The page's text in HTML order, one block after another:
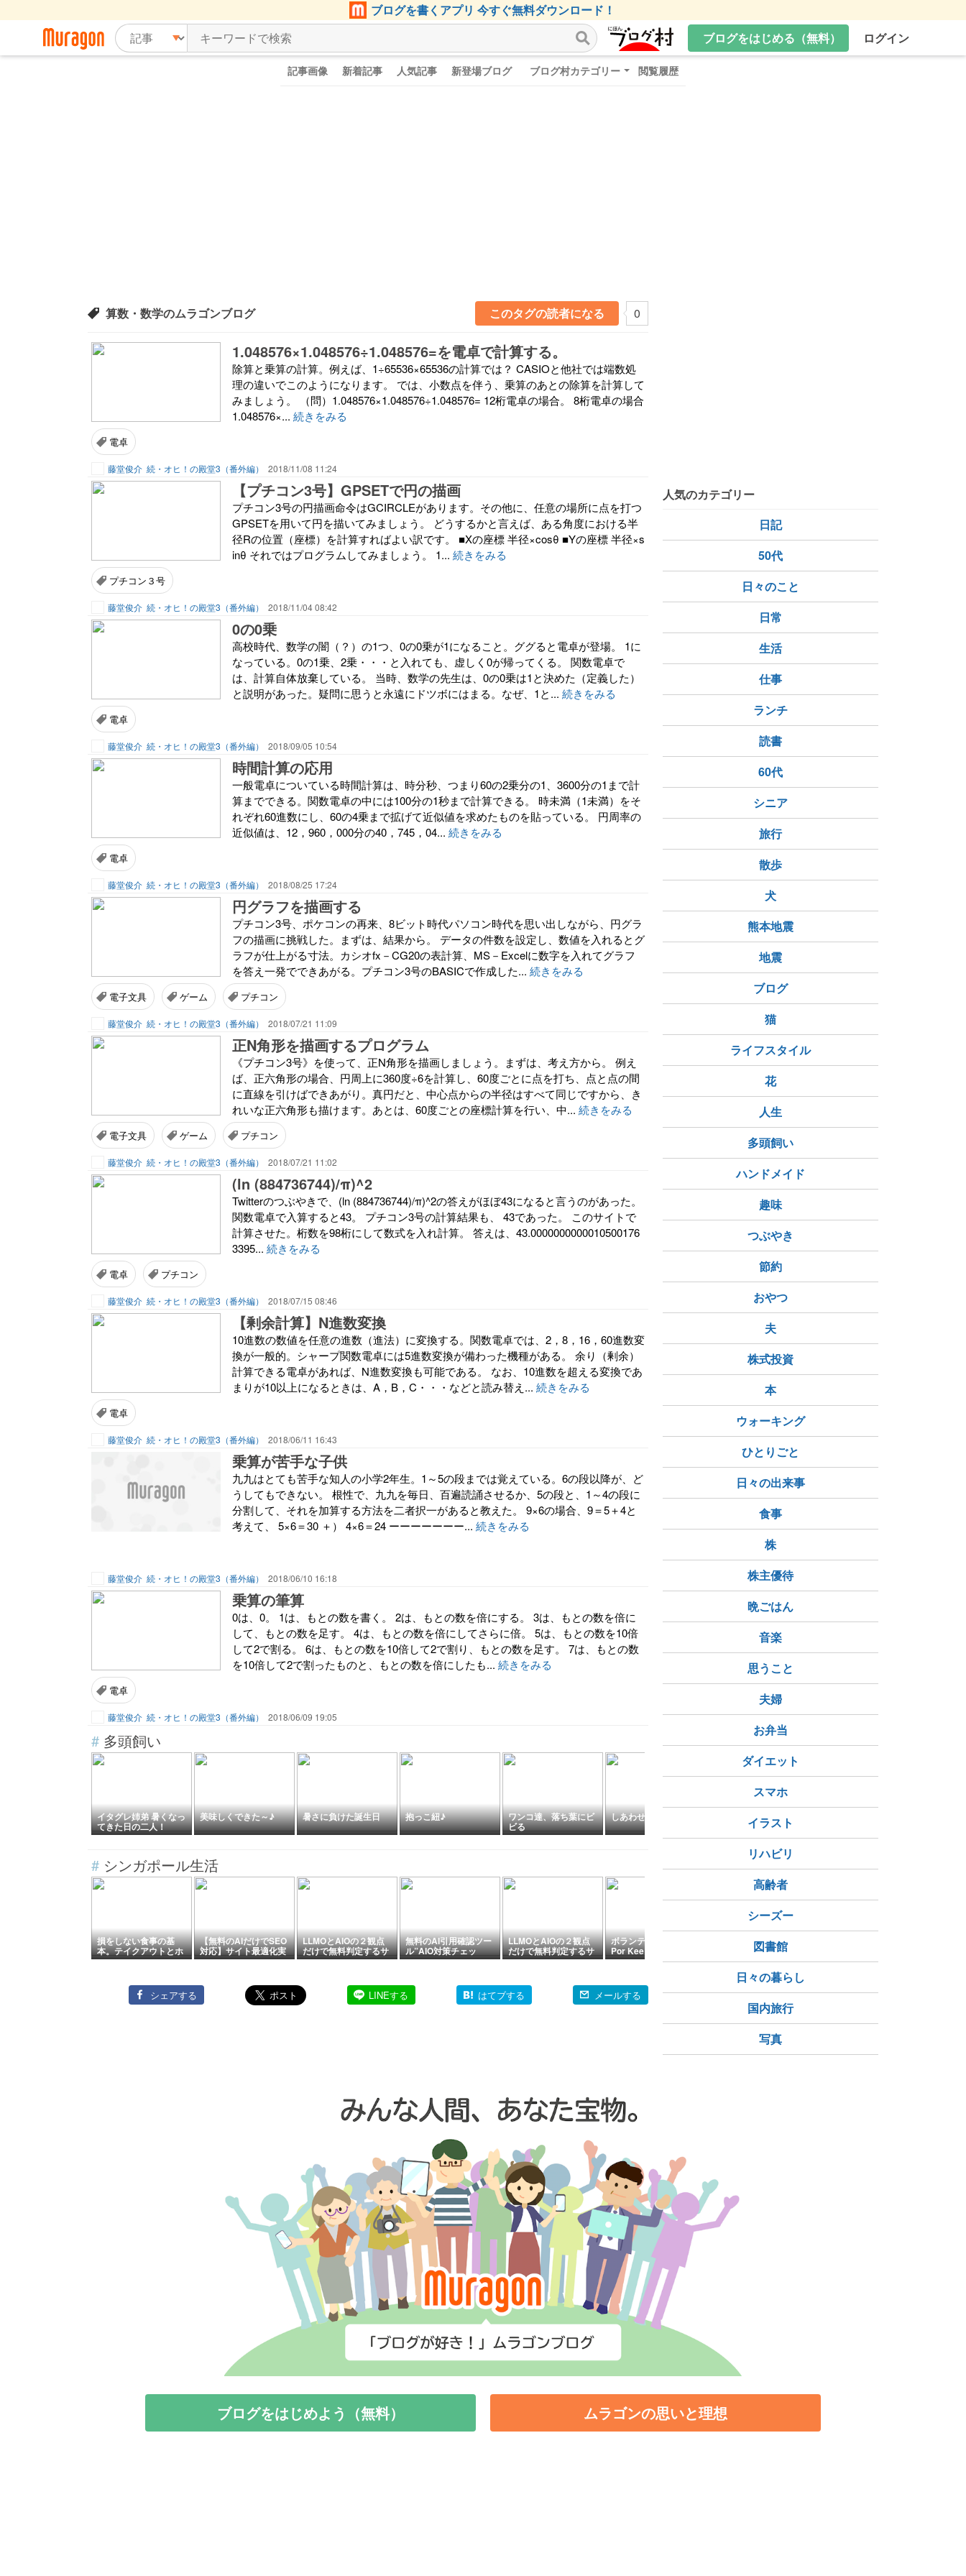
ブログを書くアプリ 今すぐ無料ダウンロード！
ブログをはじめる（無料）
ログイン
記事画像 新着記事 人気記事 新登場ブログ ブログ村カテゴリー 閲覧履歴
算数・数学のムラゴンブログ このタグの読者になる 0
1.048576×1.048576÷1.048576=を電卓で計算する。
除算と乗算の計算。例えば、1÷65536×65536の計算では？ CASIOと他社では端数処
理の違いでこのようになります。 では、小数点を伴う、乗算のあとの除算を計算して
みましょう。 （問）1.048576×1.048576÷1.048576= 12桁電卓の場合。 8桁電卓の場合
1.048576×... 続きをみる
電卓
藤堂俊介 続・オヒ！の殿堂3（番外編） 2018/11/08 11:24
【プチコン3号】GPSETで円の描画
プチコン3号の円描画命令はGCIRCLEがあります。その他に、任意の場所に点を打つ
GPSETを用いて円を描いてみましょう。 どうするかと言えば、ある角度における半
径Rの位置（座標）を計算すればよい訳です。 ■Xの座標 半径×cosθ ■Yの座標 半径×s
inθ それではプログラムしてみましょう。 1... 続きをみる
プチコン３号
藤堂俊介 続・オヒ！の殿堂3（番外編） 2018/11/04 08:42
0の0乗
高校時代、数学の闇（？）の1つ、0の0乗が1になること。ググると電卓が登場。 1に
なっている。0の1乗、2乗・・・と入れても、虚しく0が帰ってくる。 関数電卓で
は、計算自体放棄している。 当時、数学の先生は、0の0乗は1と決めた（定義した）
と説明があった。疑問に思うと永遠にドツボにはまる。なぜ、1と... 続きをみる
電卓
藤堂俊介 続・オヒ！の殿堂3（番外編） 2018/09/05 10:54
時間計算の応用
一般電卓についている時間計算は、時分秒、つまり60の2乗分の1、3600分の1まで計
算までできる。関数電卓の中には100分の1秒まで計算できる。 時未満（1未満）をそ
れぞれ60進数にし、60の4乗まで拡げて近似値を求めたものを貼っている。 円周率の
近似値は、12，960，000分の40，745，04... 続きをみる
電卓
藤堂俊介 続・オヒ！の殿堂3（番外編） 2018/08/25 17:24
円グラフを描画する
プチコン3号、ポケコンの再来、8ビット時代パソコン時代を思い出しながら、円グラ
フの描画に挑戦した。まずは、結果から。 データの件数を設定し、数値を入れるとグ
ラフが仕上がる寸法。カシオfx－CG20の表計算、MS－Excelに数字を入れてグラフ
を答え一発でできあがる。プチコン3号のBASICで作成した... 続きをみる
電子文具 ゲーム プチコン
藤堂俊介 続・オヒ！の殿堂3（番外編） 2018/07/21 11:09
正N角形を描画するプログラム
《プチコン3号》を使って、正N角形を描画しましょう。まずは、考え方から。 例え
ば、正六角形の場合、円周上に360度÷6を計算し、60度ごとに点を打ち、点と点の間
に直線を引けばできあがり。真円だと、中心点からの半径はすべて同じですから、き
れいな正六角形も描けます。あとは、60度ごとの座標計算を行い、中... 続きをみる
電子文具 ゲーム プチコン
藤堂俊介 続・オヒ！の殿堂3（番外編） 2018/07/21 11:02
(ln (884736744)/π)^2
Twitterのつぶやきで、(ln (884736744)/π)^2の答えがほぼ43になると言うのがあった。
関数電卓で入算すると43。 プチコン3号の計算結果も、 43であった。 このサイトで
計算させた。桁数を98桁にして数式を入れ計算。 答えは、43.0000000000010500176
3395... 続きをみる
電卓 プチコン
藤堂俊介 続・オヒ！の殿堂3（番外編） 2018/07/15 08:46
【剰余計算】N進数変換
10進数の数値を任意の進数（進法）に変換する。関数電卓では、2，8，16，60進数変
換が一般的。シャープ関数電卓には5進数変換が備わった機種がある。 余り（剰余）
計算できる電卓があれば、N進数変換も可能である。 なお、10進数を超える変換であ
まりが10以上になるときは、A，B，C・・・などと読み替え... 続きをみる
電卓
藤堂俊介 続・オヒ！の殿堂3（番外編） 2018/06/11 16:43
乗算が苦手な子供
九九はとても苦手な知人の小学2年生。1～5の段までは覚えている。6の段以降が、ど
うしてもできない。 根性で、九九を毎日、百遍読誦させるか、5の段と、1～4の段に
分割して、それを加算する方法を二者択一があると教えた。 9×6の場合、9＝5＋4と
考えて、 5×6＝30 ＋） 4×6＝24 ーーーーーーー... 続きをみる
藤堂俊介 続・オヒ！の殿堂3（番外編） 2018/06/10 16:18
乗算の筆算
0は、0。 1は、もとの数を書く。 2は、もとの数を倍にする。 3は、もとの数を倍に
して、もとの数を足す。 4は、もとの数を倍にしてさらに倍。 5は、もとの数を10倍
して2で割る。 6は、もとの数を10倍して2で割り、もとの数を足す。 7は、もとの数
を10倍して2で割ったものと、もとの数を倍にしたも... 続きをみる
電卓
藤堂俊介 続・オヒ！の殿堂3（番外編） 2018/06/09 19:05
# 多頭飼い
イタグレ姉弟 暑くなっ
てきた日の二人！
美味しくできた～♪ 暑さに負けた誕生日 抱っこ紐♪ ワンコ達、落ち葉にビ
ビる
しあわせの図。 イタグレ姉弟 はしゃい
# シンガポール生活
損をしない食事の基
本。テイクアウトとホ
ーカーズ・外食文化｜
【無料のAIだけでSEO
対応】サイト最適化実
録とLLMO・AIOのま
LLMOとAIOの２観点
だけで無料判定するサ
イトの検証【まとめ】
無料のAI引用確認ツー
ル”AIO対策チェッ
ク！”の検証結果
LLMOとAIOの２観点
だけで無料判定するサ
イト例｜Lチェック
ボランティア活動と、
Por Kee Eating Hous
e 1996のシャンパンポ
KFC x mofusand（モ
フサンド）。シンガポ
ール土産になるコラボ 裏側探検・ムエタイ・
xperience 2026
シェアする LINEする はてブする メールする
人気のカテゴリー
日記
50代
日々のこと
日常
生活
仕事
ランチ
読書
60代
シニア
旅行
散歩
犬
熊本地震
地震
ブログ
猫
ライフスタイル
花
人生
多頭飼い
ハンドメイド
趣味
つぶやき
節約
おやつ
夫
株式投資
本
ウォーキング
ひとりごと
日々の出来事
食事
株
株主優待
晩ごはん
音楽
思うこと
夫婦
お弁当
ダイエット
スマホ
イラスト
リハビリ
高齢者
シーズー
図書館
日々の暮らし
国内旅行
写真
ブログをはじめよう（無料） ムラゴンの思いと理想